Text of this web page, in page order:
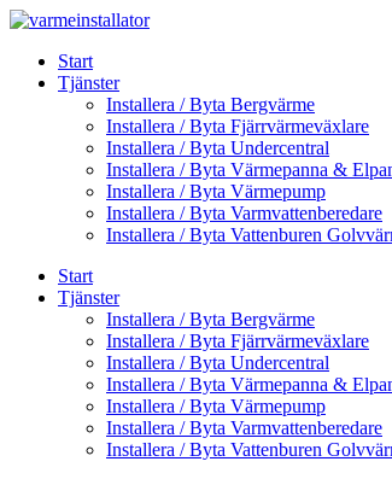
Skip
contentStart
Tjänster
Installera / Byta Bergvärme
Installera / Byta Fjärrvärmeväxlare
Installera / Byta Undercentral
Installera / Byta Värmepanna &
Installera / Byta Värmepump
Installera / Byta Varmvattenberedare
Installera / Byta Vattenburen
Start
Tjänster
Installera / Byta Bergvärme
Installera / Byta Fjärrvärmeväxlare
Installera / Byta Undercentral
Installera / Byta Värmepanna &
Installera / Byta Värmepump
Installera / Byta Varmvattenberedare
Installera / Byta Vattenburen